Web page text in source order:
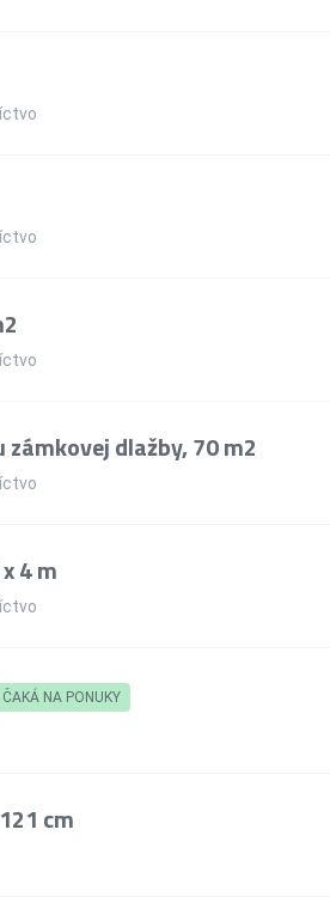
dlažby, 70 m2
4 m
ČAKÁ NA PONUKY
cm